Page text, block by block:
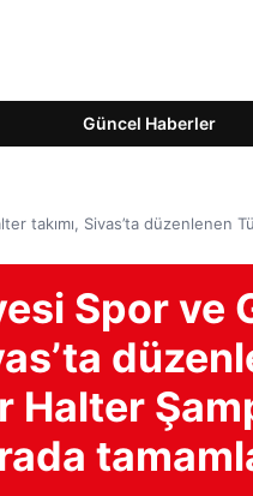
Güncel Haberler
Sivas’ta düzenlenen
Spor ve
Halter